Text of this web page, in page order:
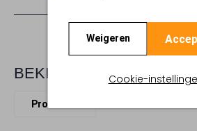
Weigeren
Cookie-
BEKIJK MEER
Profuomo